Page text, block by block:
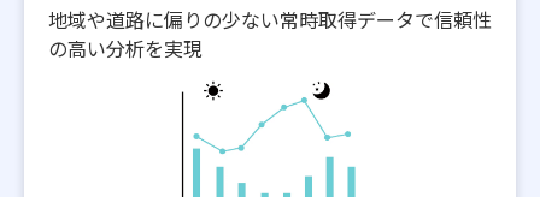
​地域や道路に偏りの少ない常時取得データで信頼性
の高い分析を実現